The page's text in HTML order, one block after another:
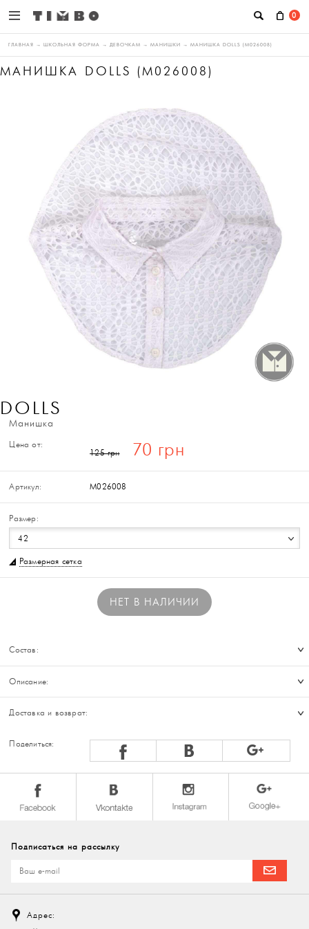
0
ГЛАВНАЯ → ШКОЛЬНАЯ ФОРМА → ДЕВОЧКАМ → МАНИШКИ → МАНИШКА DOLLS (M026008)
МАНИШКА DOLLS (M026008)
DOLLS
Манишка
Цена от:
125 грн
70 грн
Артикул: M026008
Размер:
42
Размерная сетка
НЕТ В НАЛИЧИИ
Состав:
Описание:
Доставка и возврат:
Поделиться:
Подписаться на рассылку
Адрес: